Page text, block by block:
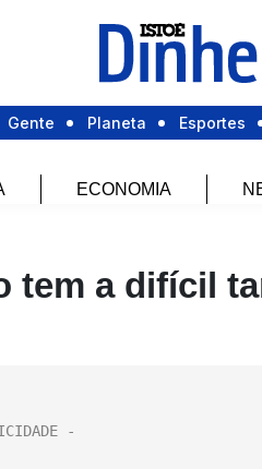
Gente Planeta Esportes
ECONOMIA
tem a difícil